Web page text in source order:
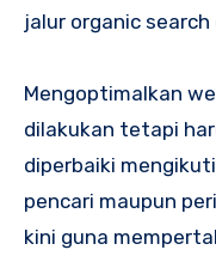
jalur organic
Mengoptimalkan
dilakukan tetapi
diperbaiki
pencari maupun
kini guna